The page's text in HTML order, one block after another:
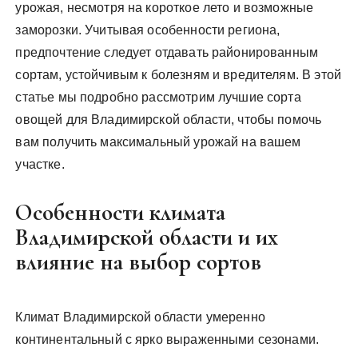
урожая, несмотря на короткое лето и возможные
заморозки. Учитывая особенности региона,
предпочтение следует отдавать районированным
сортам, устойчивым к болезням и вредителям. В этой
статье мы подробно рассмотрим лучшие сорта
овощей для Владимирской области, чтобы помочь
вам получить максимальный урожай на вашем
участке.
Особенности климата
Владимирской области и их
влияние на выбор сортов
Климат Владимирской области умеренно
континентальный с ярко выраженными сезонами.